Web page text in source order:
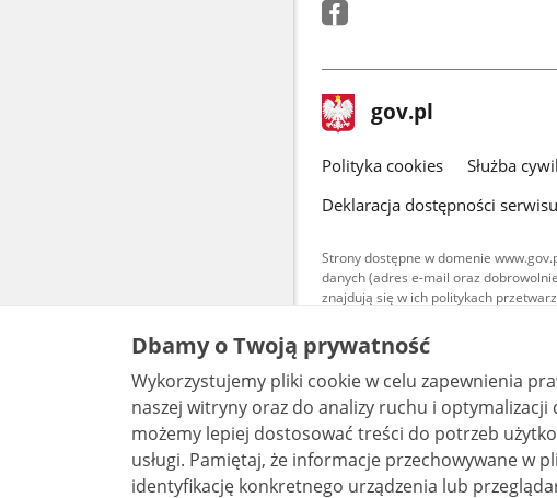
stopka
gov.pl Strona
gov.pl
gov.pl
Polityka cookies Służba
Deklaracja dostępności
Strony dostępne w domenie
danych (adres e-mail oraz
znajdują się w ich politykach
Treści tekstowe
udostępniane na
warunkach 4.0 (CC
są udostępniane na
bez utworów zależnych
Dbamy o Twoją prywatność
Wykorzystujemy pliki cookie w celu zapewnienia
naszej witryny oraz do analizy ruchu i optymalizacji
możemy lepiej dostosować treści do potrzeb
usługi. Pamiętaj, że informacje przechowywane w plikach cookie mogą pozwalać na
identyfikację konkretnego urządzenia lub